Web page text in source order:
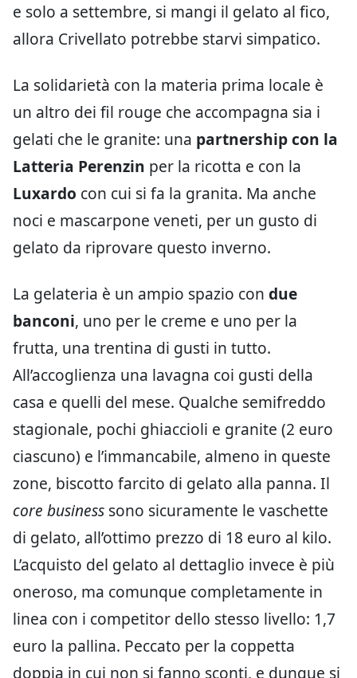
e solo a settembre, si mangi il gelato al fico,
allora Crivellato potrebbe starvi simpatico.
La solidarietà con la materia prima locale è
un altro dei fil rouge che accompagna sia i
gelati che le granite: una partnership con la
Latteria Perenzin per la ricotta e con la
Luxardo con cui si fa la granita. Ma anche
noci e mascarpone veneti, per un gusto di
gelato da riprovare questo inverno.
La gelateria è un ampio spazio con due
banconi, uno per le creme e uno per la
frutta, una trentina di gusti in tutto.
All’accoglienza una lavagna coi gusti della
casa e quelli del mese. Qualche semifreddo
stagionale, pochi ghiaccioli e granite (2 euro
ciascuno) e l’immancabile, almeno in queste
zone, biscotto farcito di gelato alla panna. Il
core business sono sicuramente le vaschette
di gelato, all’ottimo prezzo di 18 euro al kilo.
L’acquisto del gelato al dettaglio invece è più
oneroso, ma comunque completamente in
linea con i competitor dello stesso livello: 1,7
euro la pallina. Peccato per la coppetta
doppia in cui non si fanno sconti, e dunque si